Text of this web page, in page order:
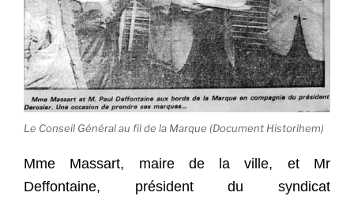
Le Conseil Général au fil de la Marque (Document Historihem)
Mme Massart, maire de la ville, et Mr
Deffontaine, président du syndicat